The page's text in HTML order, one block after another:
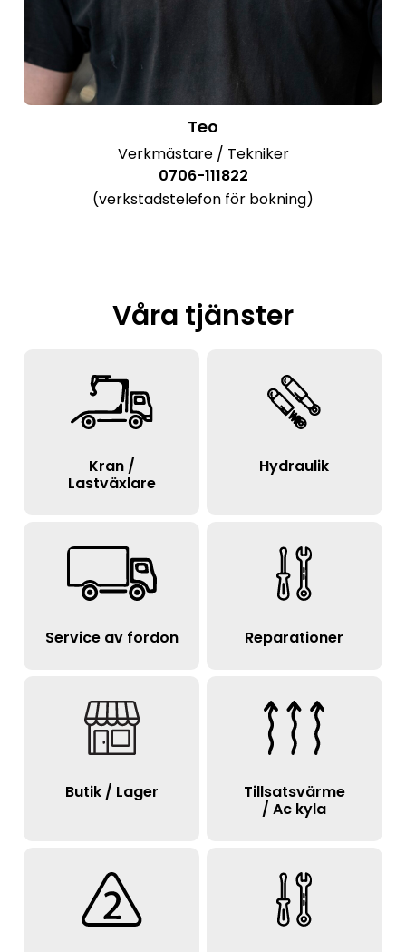
Teo
Verkmästare / Tekniker
0706-111822
(verkstadstelefon för bokning)
Våra tjänster
Kran /
Lastväxlare
Hydraulik
Service av fordon Reparationer
Butik / Lager
Tillsatsvärme
/ Ac kyla